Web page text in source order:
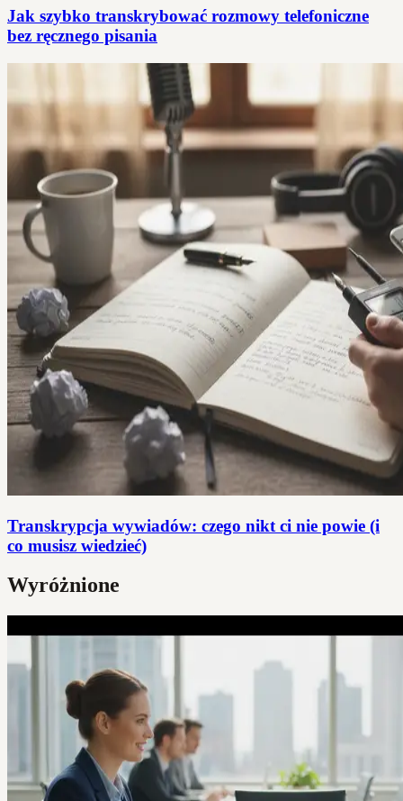
Jak szybko transkrybować rozmowy telefoniczne
bez ręcznego pisania
Transkrypcja wywiadów: czego nikt ci nie powie (i
co musisz wiedzieć)
Wyróżnione